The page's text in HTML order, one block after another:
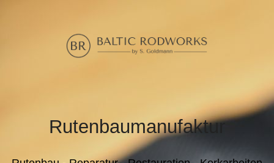
Rutenbaumanufaktur